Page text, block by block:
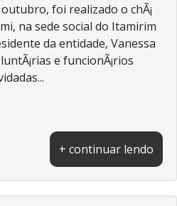
foi realizado o chÃ¡
na sede social do Itamirim
da entidade, Vanessa
e funcionÃ¡rios
+ continuar lendo